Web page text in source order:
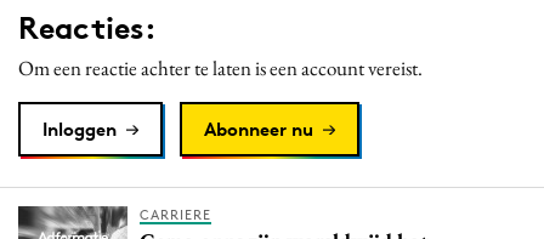
PR
Programmatic
Reputatie & crisis
Reacties:
Om een reactie achter te laten is een account vereist.
Inloggen Abonneer nu
CARRIERE